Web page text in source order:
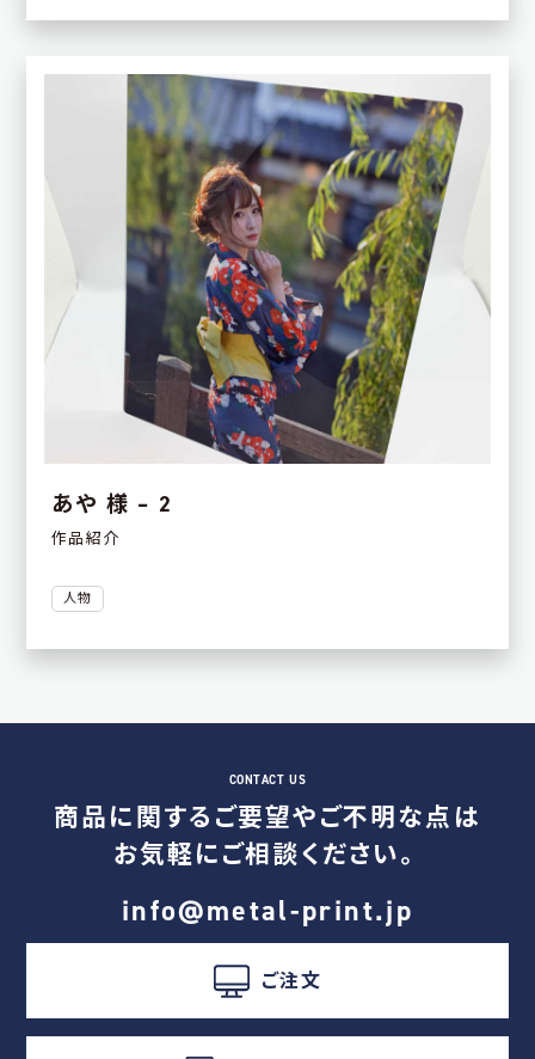
あや 様 – 2
作品紹介
人物
商品に関するご要望やご不明な点は
お気軽にご相談ください。
info@metal-print.jp
ご注文